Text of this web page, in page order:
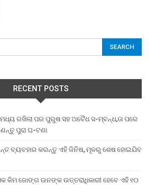
RECENT POSTS
ରଖିଲା ପର ପୁରୁଷ ସହ ଅବୈଧ ସ-ମ୍ବନ୍ଧ,ତା ପରେ
ପୁରା ଘ-ଟଣା
ବ୍ୟବହାର କରନ୍ତୁ ଏହି ଜିନିଷ, ମୂଳରୁ ଶେଷ ହୋଇଯିବ
କିମ ଜୋଙ୍ଗ ଉନଙ୍କ ଉତ୍ତରାଧିକାରୀ ହେବେ ଏହି ୧୦